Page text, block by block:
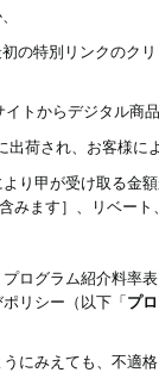
の特別リンクのク
トからデジタル
荷され、お客様
より甲が受け取る金
みます］、リベー
ログラム紹介料率
リシー（以下「プ
にみえても、不適